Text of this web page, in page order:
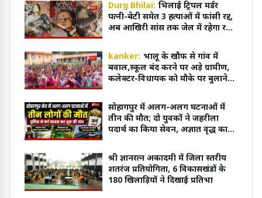
Durg Bhilai: भिलाई ट्रिपल मर्डर
पत्नी-बेटी समेत 3 हत्याओं में फांसी रद्द,
अब आखिरी सांस तक जेल में रहेगा रवि
kanker: भालू के खौफ से गांव में
बवाल,स्कूल बंद करने पर अड़े ग्रामीण,
कलेक्टर-विधायक को मौके पर बुलाने
सोहागपुर में अलग-अलग घटनाओं में
तीन की मौत; दो युवकों ने जहरीला
पदार्थ का किया सेवन, अज्ञात वृद्ध का
श्री ज्ञानरत्न अकादमी में जिला स्तरीय
शतरंज प्रतियोगिता, 6 विकासखंडों के
180 खिलाड़ियों ने दिखाई प्रतिभा